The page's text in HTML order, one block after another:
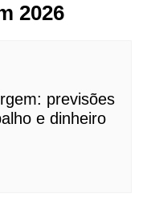
2026
previsões
e dinheiro